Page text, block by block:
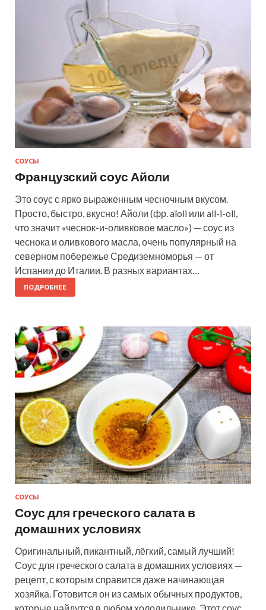
СОУСЫ
Французский соус Айоли
Это соус с ярко выраженным чесночным вкусом.
Просто, быстро, вкусно! Айоли (фр. aïoli или all-i-oli,
что значит «чеснок-и-оливковое масло») — соус из
чеснока и оливкового масла, очень популярный на
северном побережье Средиземноморья — от
Испании до Италии. В разных вариантах…
ПОДРОБНЕЕ
СОУСЫ
Соус для греческого салата в
домашних условиях
Оригинальный, пикантный, лёгкий, самый лучший!
Соус для греческого салата в домашних условиях —
рецепт, с которым справится даже начинающая
хозяйка. Готовится он из самых обычных продуктов,
которые найдутся в любом холодильнике. Этот соус